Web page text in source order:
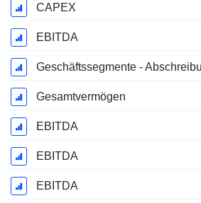
CAPEX
EBITDA
Gesamtvermögen
EBITDA
EBITDA
EBITDA